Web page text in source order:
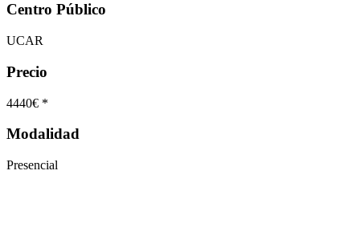
Centro Público
UCAR
Precio
4440€ *
Modalidad
Presencial